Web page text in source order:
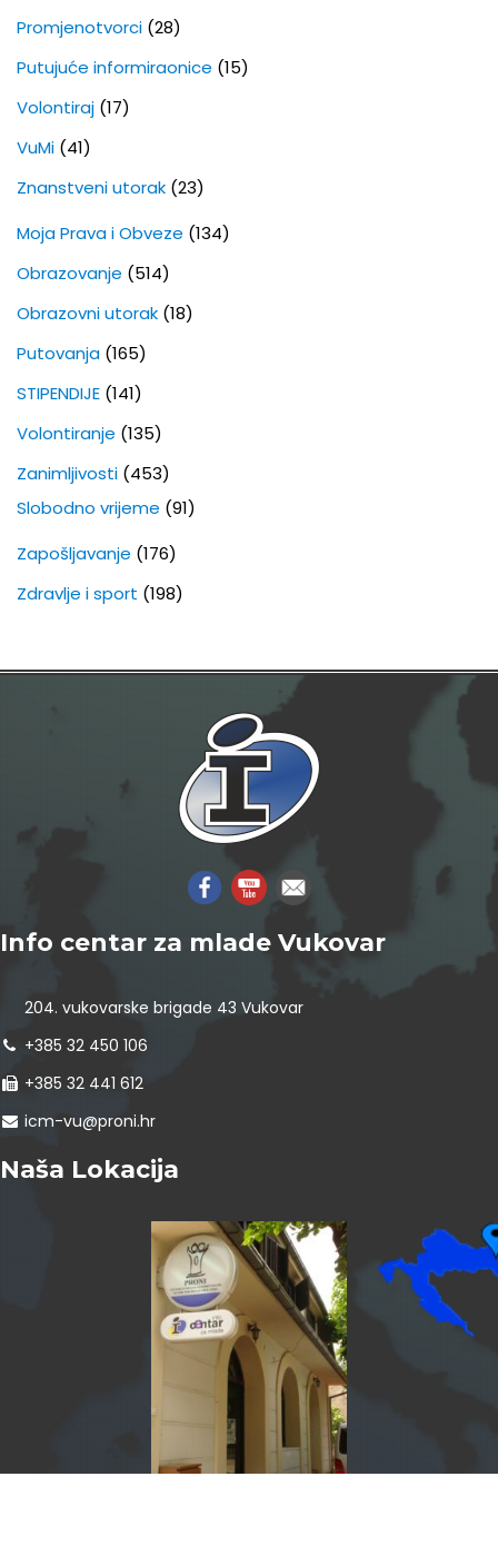
Promjenotvorci (28)
Putujuće informiraonice (15)
Volontiraj (17)
VuMi (41)
Znanstveni utorak (23)
Moja Prava i Obveze (134)
Obrazovanje (514)
Obrazovni utorak (18)
Putovanja (165)
STIPENDIJE (141)
Volontiranje (135)
Zanimljivosti (453)
Slobodno vrijeme (91)
Zapošljavanje (176)
Zdravlje i sport (198)
Info centar za mlade Vukovar
204. vukovarske brigade 43 Vukovar
+385 32 450 106
+385 32 441 612
icm-vu@proni.hr
Naša Lokacija